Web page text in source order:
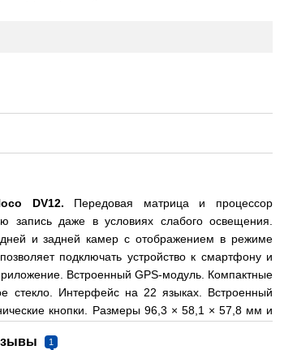
DV12. Передовая матрица и процессор
запись даже в условиях слабого освещения.
и задней камер с отображением в режиме
подключать устройство к смартфону и
Встроенный GPS-модуль. Компактные
стекло. Интерфейс на 22 языках. Встроенный
кнопки. Размеры 96,3 × 58,1 × 57,8 мм и
1